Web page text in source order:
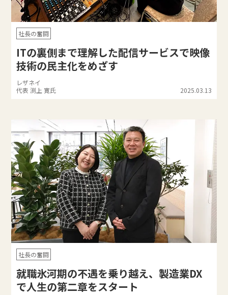
社長の奮闘
ITの裏側まで理解した配信サービスで映像
技術の民主化をめざす
レザネイ
代表 渕上 寛氏
2025.03.13
社長の奮闘
就職氷河期の不遇を乗り越え、製造業DX
で人生の第二章をスタート